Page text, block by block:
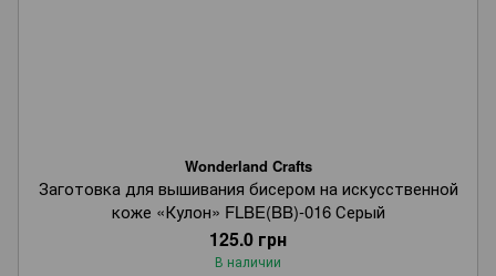
Wonderland Crafts
Заготовка для вышивания бисером на искусственной
коже «Кулон» FLBE(BB)-016 Серый
125.0 грн
В наличии